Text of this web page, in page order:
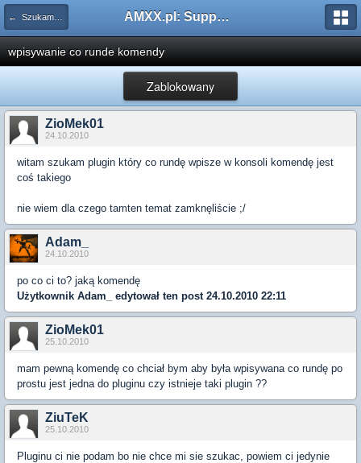
← Szukam pluginu AMXX.pl: Support AMX Mod X i SourceMod
wpisywanie co runde komendy
Zablokowany
ZioMek01
24.10.2010
witam szukam plugin który co rundę wpisze w konsoli komendę jest
coś takiego
nie wiem dla czego tamten temat zamknęliście ;/
Adam_
24.10.2010
po co ci to? jaką komendę
Użytkownik Adam_ edytował ten post 24.10.2010 22:11
ZioMek01
25.10.2010
mam pewną komendę co chciał bym aby była wpisywana co rundę po
prostu jest jedna do pluginu czy istnieje taki plugin ??
ZiuTeK
25.10.2010
Pluginu ci nie podam bo nie chce mi sie szukac, powiem ci jedynie